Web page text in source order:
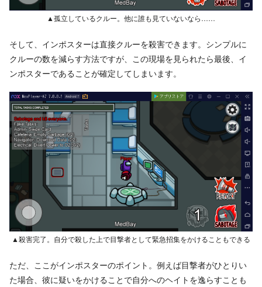
▲孤立しているクルー。他に誰も見ていないなら……
そして、インポスターは直接クルーを殺害できます。シンプルに
クルーの数を減らす方法ですが、この現場を見られたら最後、イ
ンポスターであることが確定してしまいます。
▲殺害完了。自分で殺した上で目撃者として緊急招集をかけることもできる
ただ、ここがインポスターのポイント。例えば目撃者がひとりい
た場合、彼に疑いをかけることで自分へのヘイトを逸らすことも